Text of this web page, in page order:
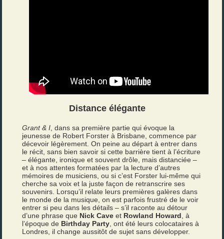
Distance élégante
Grant & I , dans sa première partie qui évoque la
jeunesse de Robert Forster à Brisbane, commence par
décevoir légèrement. On peine au départ à entrer dans
le récit, sans bien savoir si cette barrière tient à l’écriture
– élégante, ironique et souvent drôle, mais distanciée –
et à nos attentes formatées par la lecture d’autres
mémoires de musiciens, ou si c’est Forster lui-même qui
cherche sa voix et la juste façon de retranscrire ses
souvenirs. Lorsqu’il relate leurs premières galères dans
le monde de la musique, on est parfois frustré de le voir
entrer si peu dans les détails – s’il raconte au détour
d’une phrase que Nick Cave et Rowland Howard , à
l’époque de Birthday Party , ont été leurs colocataires à
Londres, il change aussitôt de sujet sans développer.